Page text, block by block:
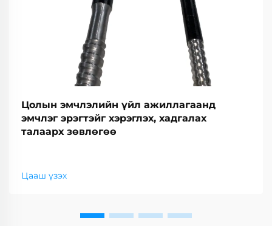
Цолын эмчлэлийн үйл ажиллагаанд
эмчлэг эрэгтэйг хэрэглэх, хадгалах
талаарх зөвлөгөө
Цааш үзэх